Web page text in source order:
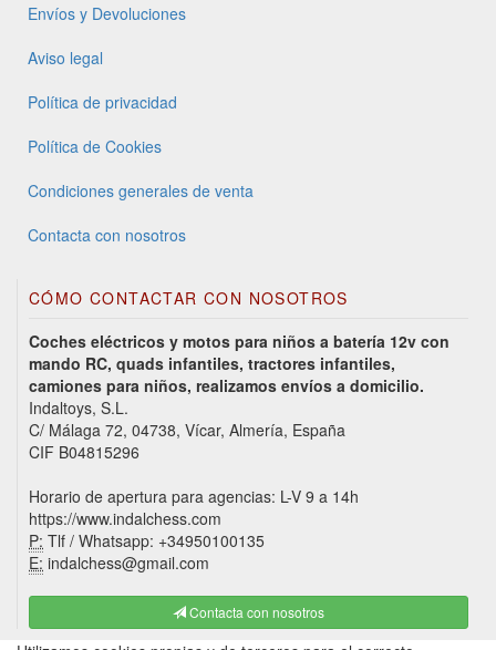
Envíos y Devoluciones
Aviso legal
Política de privacidad
Política de Cookies
Condiciones generales de venta
Contacta con nosotros
CÓMO CONTACTAR CON NOSOTROS
Coches eléctricos y motos para niños a batería 12v con
mando RC, quads infantiles, tractores infantiles,
camiones para niños, realizamos envíos a domicilio.
Indaltoys, S.L.
C/ Málaga 72, 04738, Vícar, Almería, España
CIF B04815296
Horario de apertura para agencias: L-V 9 a 14h
https://www.indalchess.com
P: Tlf / Whatsapp: +34950100135
E: indalchess@gmail.com
Contacta con nosotros